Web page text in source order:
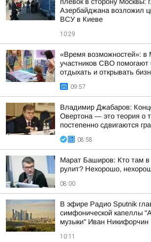
Азербайджана возложил
ВСУ в Киеве
10:29
«Время возможностей»: в
участников СВО помогают
отдыхать и открывать
09:57
Владимир Джабаров:
Овертона — это теория о
постепенно сдвигаются
08:58
Марат Баширов: Кто там
рулит? Нехорошо,
08:00
В эфире Радио Sputnik
симфонической капеллы
музыки" Иван Никифорчин
10:11